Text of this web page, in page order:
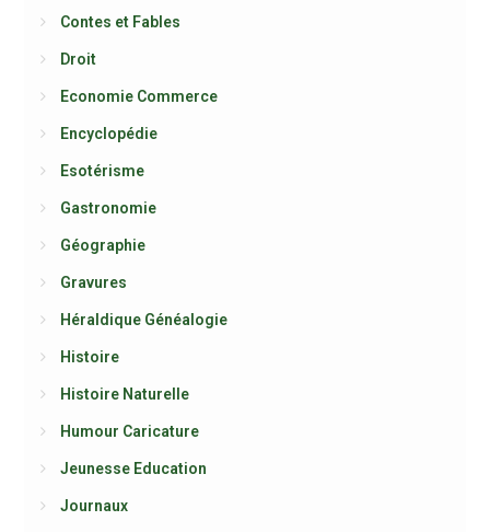
Contes et Fables
Droit
Economie Commerce
Encyclopédie
Esotérisme
Gastronomie
Géographie
Gravures
Héraldique Généalogie
Histoire
Histoire Naturelle
Humour Caricature
Jeunesse Education
Journaux